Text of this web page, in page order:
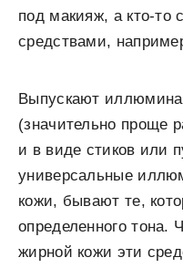
под макияж, а кто-то
средствами,
Выпускают
(значительно проще
и в виде стиков или
универсальные
кожи, бывают те,
определенного тона.
жирной кожи эти